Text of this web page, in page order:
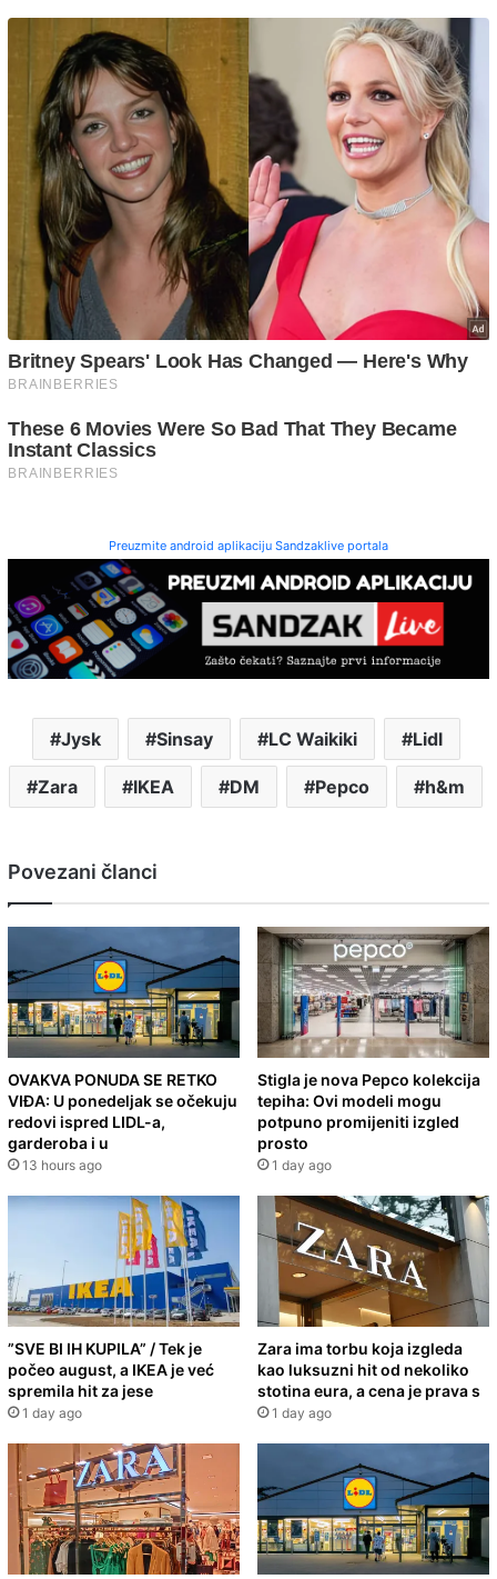
Preuzmite android aplikaciju Sandzaklive portala
Jysk Sinsay LC Waikiki Lidl
Zara IKEA DM Pepco h&m
Povezani članci
OVAKVA PONUDA SE RETKO
VIĐA: U ponedeljak se očekuju
redovi ispred LIDL-a,
garderoba i u
13 hours ago
Stigla je nova Pepco kolekcija
tepiha: Ovi modeli mogu
potpuno promijeniti izgled
prosto
1 day ago
”SVE BI IH KUPILA” / Tek je
počeo august, a IKEA je već
spremila hit za jese
1 day ago
Zara ima torbu koja izgleda
kao luksuzni hit od nekoliko
stotina eura, a cena je prava s
1 day ago